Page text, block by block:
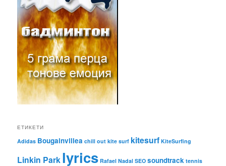
ЕТИКЕТИ
Adidas Bougainvillea chill out kite surf kitesurf KiteSurfing
Linkin Parklyrics Rafael Nadal SEO soundtrack tennis